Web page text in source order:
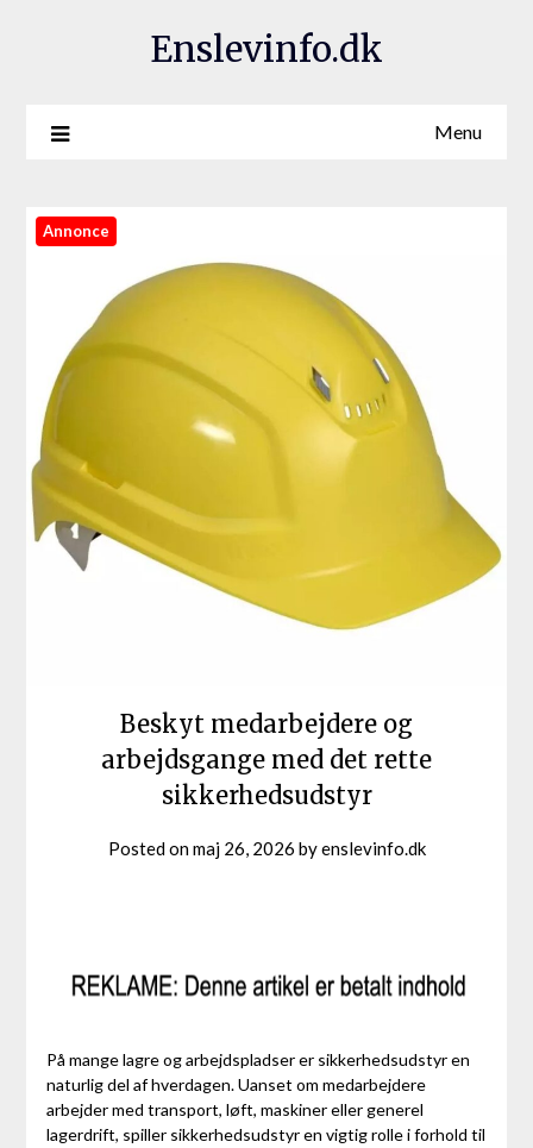
Enslevinfo.dk
Menu
Annonce
Beskyt medarbejdere og
arbejdsgange med det rette
sikkerhedsudstyr
Posted onmaj 26, 2026 byenslevinfo.dk
På mange lagre og arbejdspladser er sikkerhedsudstyr en
naturlig del af hverdagen. Uanset om medarbejdere
arbejder med transport, løft, maskiner eller generel
lagerdrift, spiller sikkerhedsudstyr en vigtig rolle i forhold til